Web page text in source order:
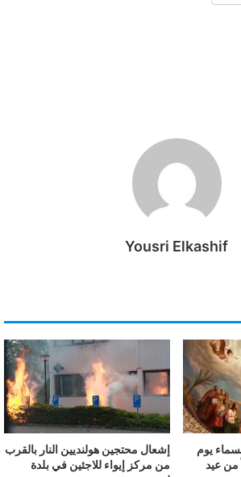
Yousri Elkashif
يوم
من عيد
إشعال محتجين هولنديين النار بالقرب
من مركز إيواء للاجئين في بلدة